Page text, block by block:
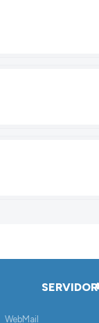
SERVIDOR
WebMail